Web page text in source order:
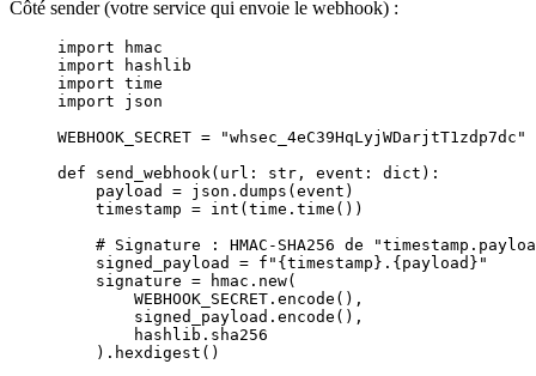
Côté sender (votre service qui envoie le webhook) :
import hmac
import hashlib
import time
import json
WEBHOOK_SECRET = "whsec_4eC39HqLyjWDarjtT1zdp7dc"
def send_webhook(url: str , event: dict ):
    payload
= json.dumps(event)
    timestamp
= int (time.time())
# Signature : HMAC-SHA256 de
    signed_payload
= f " { timestamp } . { payload } "
    signature
= hmac.new(
        WEBHOOK_SECRET
.encode(),
        signed_payload.encode(),
        hashlib.sha256
    ).hexdigest()